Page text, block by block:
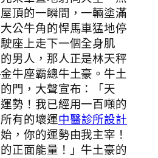
頂的一瞬間，一輛塗滿
公牛角的悍馬車猛地停
座上走下一個全身肌
男人，那人正是林天秤
牛座霸總牛土豪。牛土
門，大聲宣布：「天
勢！我已經用一百噸的
有的壞運中醫診所設計
，你的運勢由我主宰！
正面能量！」牛土豪的